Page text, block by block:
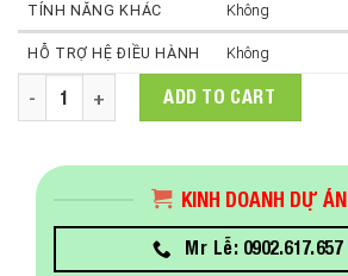
TÍNH NĂNG KHÁC Không
HỖ TRỢ HỆ ĐIỀU HÀNH Không
Máy quét HP ScanJet 5000 quantity
ADD TO CART
KINH DOANH DỰ ÁN
Mr Lễ: 0902.617.657